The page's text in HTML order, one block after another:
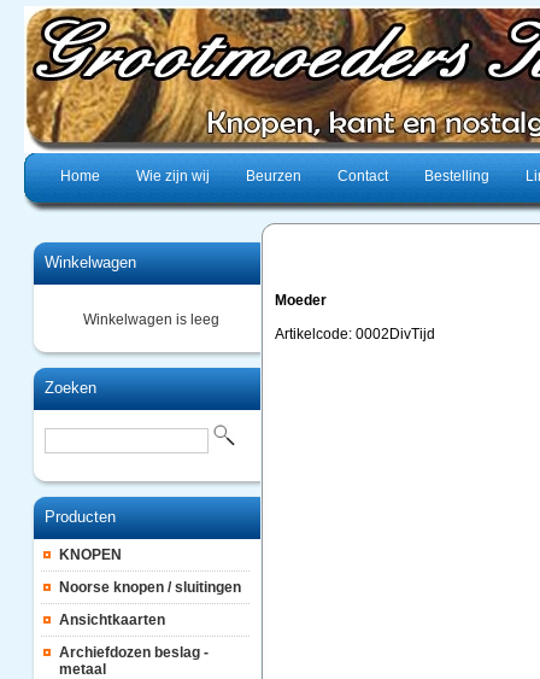
Home Wie zijn wij Beurzen Contact Bestelling
Winkelwagen
Winkelwagen is leeg
Zoeken
Producten
KNOPEN
Noorse knopen / sluitingen
Ansichtkaarten
Archiefdozen beslag -
metaal
Moeder
Artikelcode: 0002DivTijd